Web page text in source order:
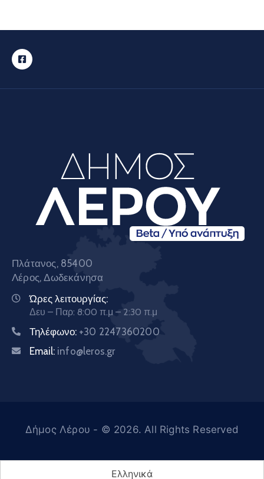
Πλάτανος, 85400
Λέρος, Δωδεκάνησα
Ώρες λειτουργίας:
Δευ – Παρ: 8:00 π.μ – 2:30 π.μ
Τηλέφωνο: +30 2247360200
Email: info@leros.gr
Δήμος Λέρου - © 2026. All Rights Reserved
Ελληνικά